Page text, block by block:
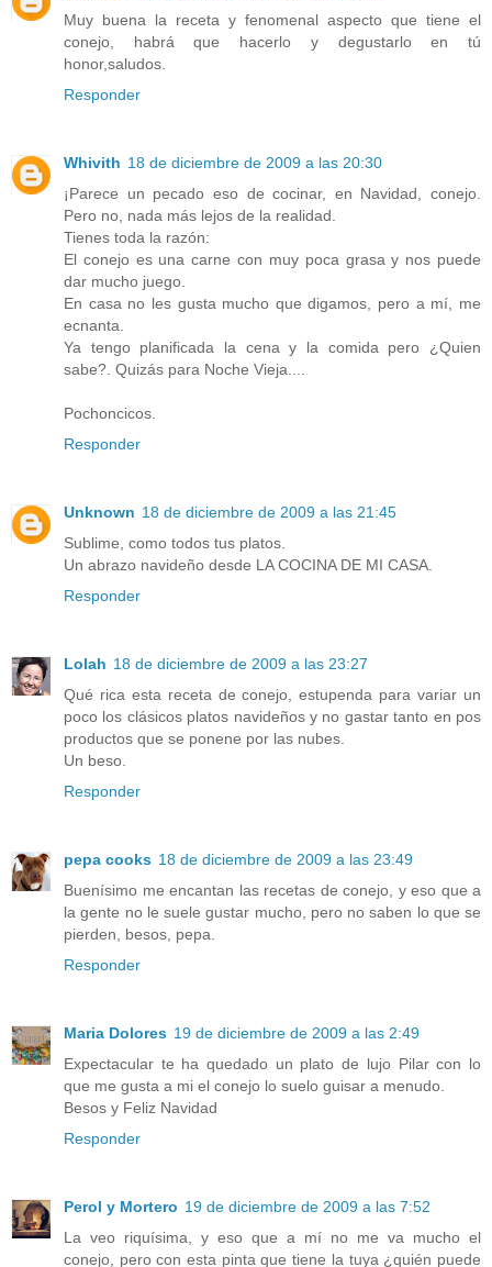
Muy buena la receta y fenomenal aspecto que tiene el
conejo, habrá que hacerlo y degustarlo en tú
honor,saludos.
Responder
Whivith 18 de diciembre de 2009 a las 20:30
¡Parece un pecado eso de cocinar, en Navidad, conejo.
Pero no, nada más lejos de la realidad.
Tienes toda la razón:
El conejo es una carne con muy poca grasa y nos puede
dar mucho juego.
En casa no les gusta mucho que digamos, pero a mí, me
ecnanta.
Ya tengo planificada la cena y la comida pero ¿Quien
sabe?. Quizás para Noche Vieja....
Pochoncicos.
Responder
Unknown 18 de diciembre de 2009 a las 21:45
Sublime, como todos tus platos.
Un abrazo navideño desde LA COCINA DE MI CASA.
Responder
Lolah 18 de diciembre de 2009 a las 23:27
Qué rica esta receta de conejo, estupenda para variar un
poco los clásicos platos navideños y no gastar tanto en pos
productos que se ponene por las nubes.
Un beso.
Responder
pepa cooks 18 de diciembre de 2009 a las 23:49
Buenísimo me encantan las recetas de conejo, y eso que a
la gente no le suele gustar mucho, pero no saben lo que se
pierden, besos, pepa.
Responder
Maria Dolores 19 de diciembre de 2009 a las 2:49
Expectacular te ha quedado un plato de lujo Pilar con lo
que me gusta a mi el conejo lo suelo guisar a menudo.
Besos y Feliz Navidad
Responder
Perol y Mortero 19 de diciembre de 2009 a las 7:52
La veo riquísima, y eso que a mí no me va mucho el
conejo, pero con esta pinta que tiene la tuya ¿quién puede